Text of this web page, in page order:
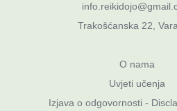
Trakošćanska 22,
O nama
Uvjeti učenja
Izjava o odgovornosti -